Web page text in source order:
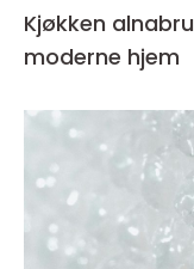
Kjøkken alnabru praktiske løsninger for
moderne hjem